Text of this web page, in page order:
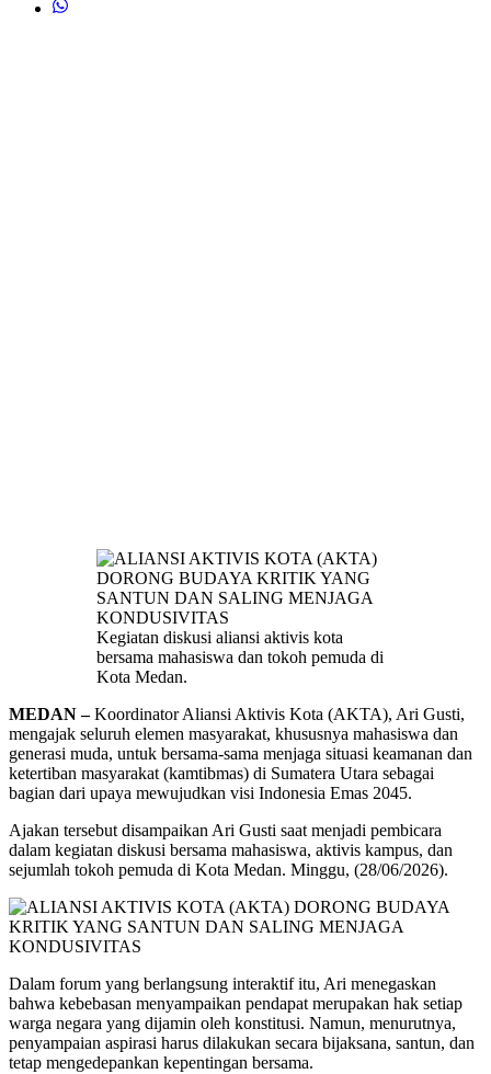
Kegiatan diskusi aliansi aktivis kota
bersama mahasiswa dan tokoh pemuda di
Kota Medan.
MEDAN –Koordinator Aliansi Aktivis Kota (AKTA), Ari Gusti,
mengajak seluruh elemen masyarakat, khususnya mahasiswa dan
generasi muda, untuk bersama-sama menjaga situasi keamanan dan
ketertiban masyarakat (kamtibmas) di Sumatera Utara sebagai
bagian dari upaya mewujudkan visi Indonesia Emas 2045.
Ajakan tersebut disampaikan Ari Gusti saat menjadi pembicara
dalam kegiatan diskusi bersama mahasiswa, aktivis kampus, dan
sejumlah tokoh pemuda di Kota Medan. Minggu, (28/06/2026).
Dalam forum yang berlangsung interaktif itu, Ari menegaskan
bahwa kebebasan menyampaikan pendapat merupakan hak setiap
warga negara yang dijamin oleh konstitusi. Namun, menurutnya,
penyampaian aspirasi harus dilakukan secara bijaksana, santun, dan
tetap mengedepankan kepentingan bersama.